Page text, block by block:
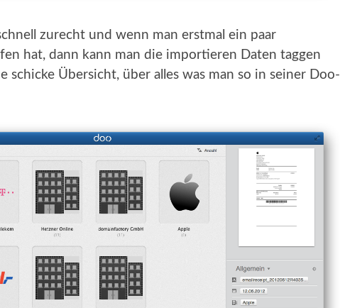
zurecht und wenn man erstmal ein paar
hat, dann kann man die importieren Daten taggen
schicke Übersicht, über alles was man so in seiner Doo-